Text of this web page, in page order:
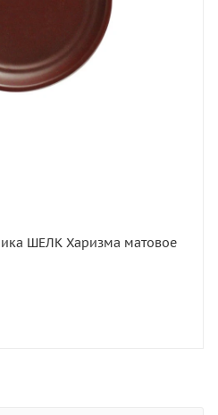
ШЕЛК Харизма матовое